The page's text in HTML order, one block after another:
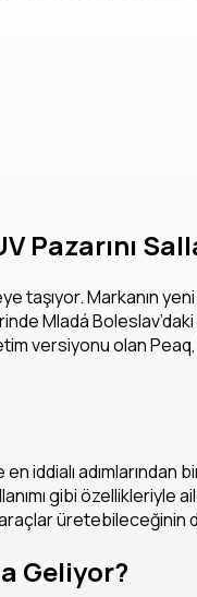
Pazarını
Markanın
Mladá
versiyonu olan
iddialı
gibi
Geliyor?